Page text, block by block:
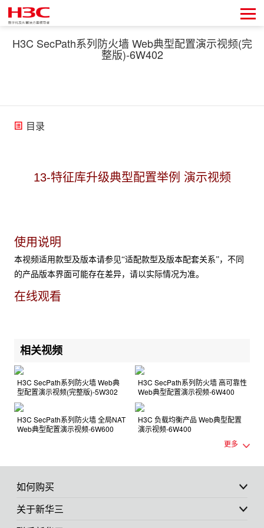
H3C SecPath系列防火墙 Web典型配置演示视频(完
整版)-6W402
目录
13-特征库升级典型配置举例 演示视频
使用说明
本视频适用款型及版本请参见“适配款型及版本配套关系”，不同
的产品版本界面可能存在差异，请以实际情况为准。
在线观看
相关视频
H3C SecPath系列防火墙 Web典
型配置演示视频(完整版)-5W302
H3C SecPath系列防火墙 高可靠性
Web典型配置演示视频-6W400
H3C SecPath系列防火墙 全局NAT
Web典型配置演示视频-6W600
H3C 负载均衡产品 Web典型配置
演示视频-6W400
更多
如何购买
关于新华三